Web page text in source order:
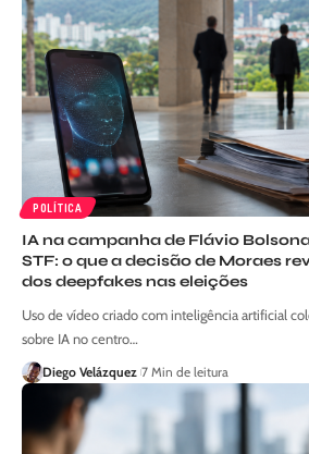
POLÍTICA
IA na campanha de Flávio
STF: o que a decisão de Moraes
dos deepfakes nas eleições
Uso de vídeo criado com inteligência artificial
sobre IA no centro…
Diego Velázquez 7 Min de leitura